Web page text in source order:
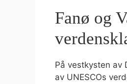
Fanø og
På vestkysten av
av UNESCOs